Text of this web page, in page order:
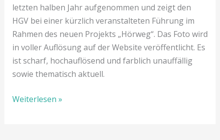
letzten halben Jahr aufgenommen und zeigt den
HGV bei einer kürzlich veranstalteten Führung im
Rahmen des neuen Projekts „Hörweg“. Das Foto wird
in voller Auflösung auf der Website veröffentlicht. Es
ist scharf, hochauflösend und farblich unauffällig
sowie thematisch aktuell.
Weiterlesen »